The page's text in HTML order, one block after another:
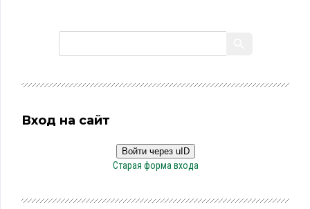
Вход на сайт
Войти через uID
Старая форма входа